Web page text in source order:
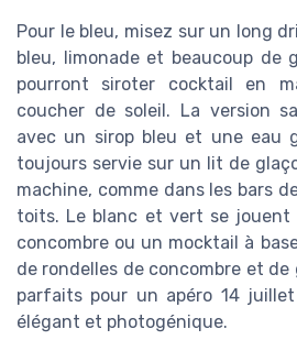
Pour le bleu, misez sur un long
bleu, limonade et beaucoup de
pourront siroter cocktail en
coucher de soleil. La version
avec un sirop bleu et une eau
toujours servie sur un lit de
machine, comme dans les bars
toits. Le blanc et vert se
concombre ou un mocktail à
de rondelles de concombre et
parfaits pour un apéro 14
élégant et photogénique.